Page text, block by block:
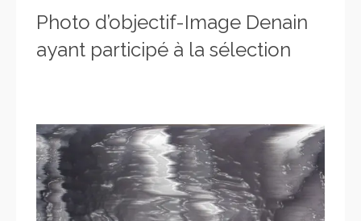
Photo d’objectif-Image Denain
ayant participé à la sélection